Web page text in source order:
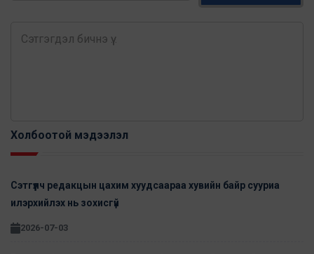
Холбоотой мэдээлэл
Сэтгүүлч редакцын цахим хуудсаараа хувийн байр сууриа
илэрхийлэх нь зохисгүй
2026-07-03